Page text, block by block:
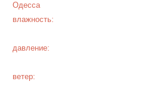
Одесса
влажность:
давление:
ветер: